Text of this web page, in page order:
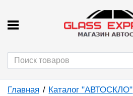
Главная Каталог "АВТОСКЛО"